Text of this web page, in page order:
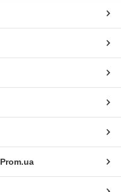
Prom.ua